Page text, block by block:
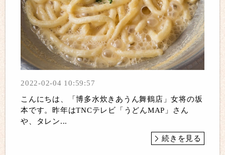
2022-02-04 10:59:57
こんにちは、「博多水炊きあうん舞鶴店」女将の坂
本です。昨年はTNCテレビ「うどんMAP」さん
や、タレン...
続きを見る